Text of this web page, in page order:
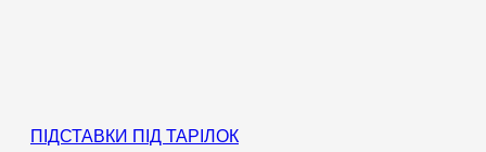
ПІДСТАВКИ ПІД ТАРІЛОК